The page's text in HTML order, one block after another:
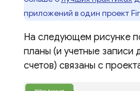
приложений в один проект
На следующем рисунке
планы (и учетные записи
счетов) связаны с